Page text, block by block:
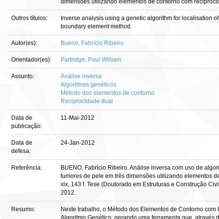
dimensões utilizando elementos de contorno com
Outros títulos:
Inverse analysis using a genetic algorithm for localisation
boundary element method
Autor(es): Bueno, Fabrício Ribeiro
Orientador(es): Partridge, Paul William
Assunto:
Análise inversa
Algoritmos genéticos
Método dos elementos de contorno
Reciprocidade dual
Data de
publicação:
11-Mai-2012
Data de
defesa:
24-Jan-2012
Referência:
BUENO, Fabrício Ribeiro. Análise inversa com uso de
tumores de pele em três dimensões utilizando elementos
xix, 143 f. Tese (Doutorado em Estruturas e Construção
2012.
Resumo:
Neste trabalho, o Método dos Elementos de Contorno
Algoritmo Genético, gerando uma ferramenta que, através